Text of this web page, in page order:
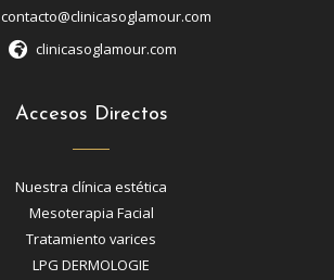
contacto@clinicasoglamour.com
clinicasoglamour.com
Accesos Directos
Nuestra clínica estética
Mesoterapia Facial
Tratamiento varices
LPG DERMOLOGIE